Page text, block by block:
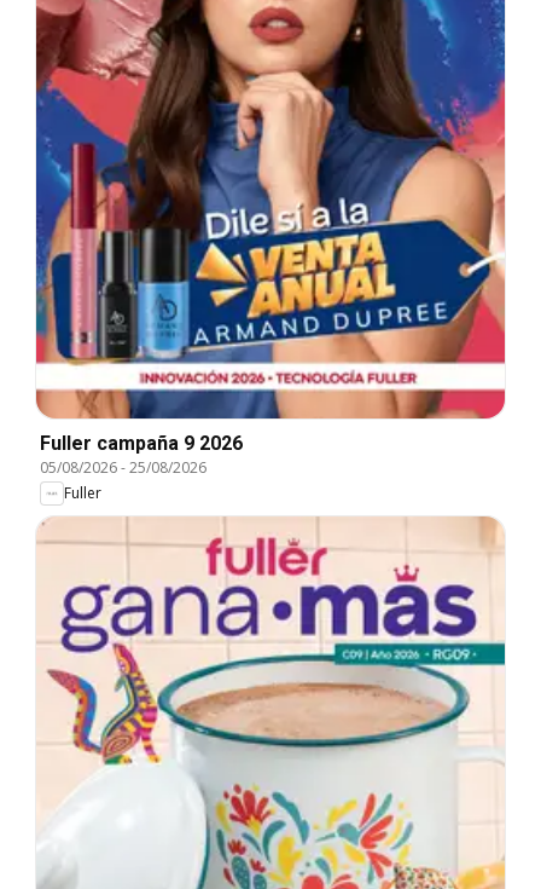
Fuller campaña 9 2026
05/08/2026-25/08/2026
Fuller